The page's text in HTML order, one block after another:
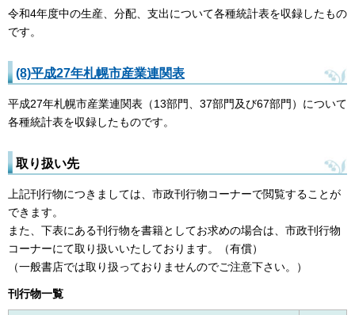
令和4年度中の生産、分配、支出について各種統計表を収録したもの
です。
(8)平成27年札幌市産業連関表
平成27年札幌市産業連関表（13部門、37部門及び67部門）について
各種統計表を収録したものです。
取り扱い先
上記刊行物につきましては、市政刊行物コーナーで閲覧することが
できます。
また、下表にある刊行物を書籍としてお求めの場合は、市政刊行物
コーナーにて取り扱いいたしております。（有償）
（一般書店では取り扱っておりませんのでご注意下さい。）
刊行物一覧